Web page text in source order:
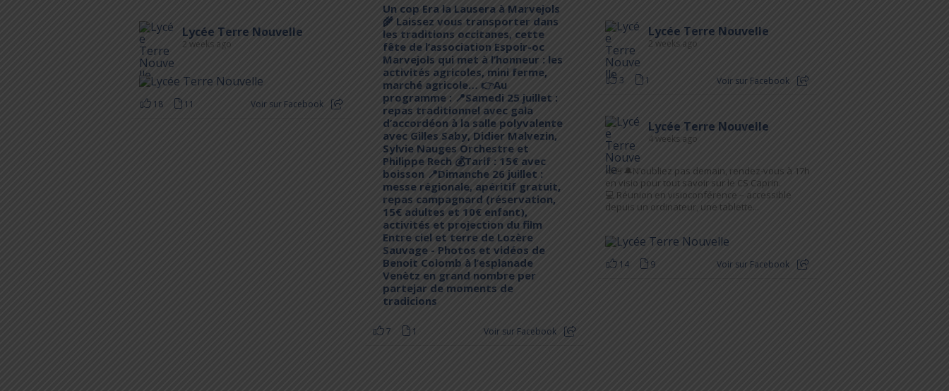
Un cop Era la Lausera à Marvejols
🌾 Laissez vous transporter dans
les traditions occitanes, cette
fête de l’association Espoir-oc
Marvejols qui met à l’honneur : les
activités agricoles, mini ferme,
marché agricole… 👉Au
programme : 📍Samedi 25 juillet :
repas traditionnel avec gala
d’accordéon à la salle polyvalente
avec Gilles Saby, Didier Malvezin,
Sylvie Nauges Orchestre et
Philippe Rech 💰Tarif : 15€ avec
boisson 📍Dimanche 26 juillet :
messe régionale, apéritif gratuit,
repas campagnard (réservation,
15€ adultes et 10€ enfant),
activités et projection du film
Entre ciel et terre de Lozère
Sauvage - Photos et vidéos de
Benoit Colomb à l’esplanade
Venètz en grand nombre per
partejar de moments de
tradicions
7 1 Voir sur Facebook
Lycée Terre Nouvelle
2 weeks ago
3 1 Voir sur Facebook
Lycée Terre Nouvelle
2 weeks ago
18 11 Voir sur Facebook
Lycée Terre Nouvelle
4 weeks ago
📣🚨🔔N’oubliez pas demain, rendez-vous à 17h
en visio pour tout savoir sur le CS Caprin.
💻 Réunion en visioconférence – accessible
depuis un ordinateur, une tablette...
14 9 Voir sur Facebook